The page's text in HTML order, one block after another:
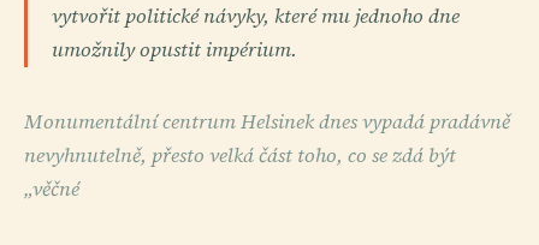
vytvořit politické návyky, které mu jednoho dne
umožnily opustit impérium.
Monumentální centrum Helsinek dnes vypadá pradávně
nevyhnutelně, přesto velká část toho, co se zdá být
„věčné